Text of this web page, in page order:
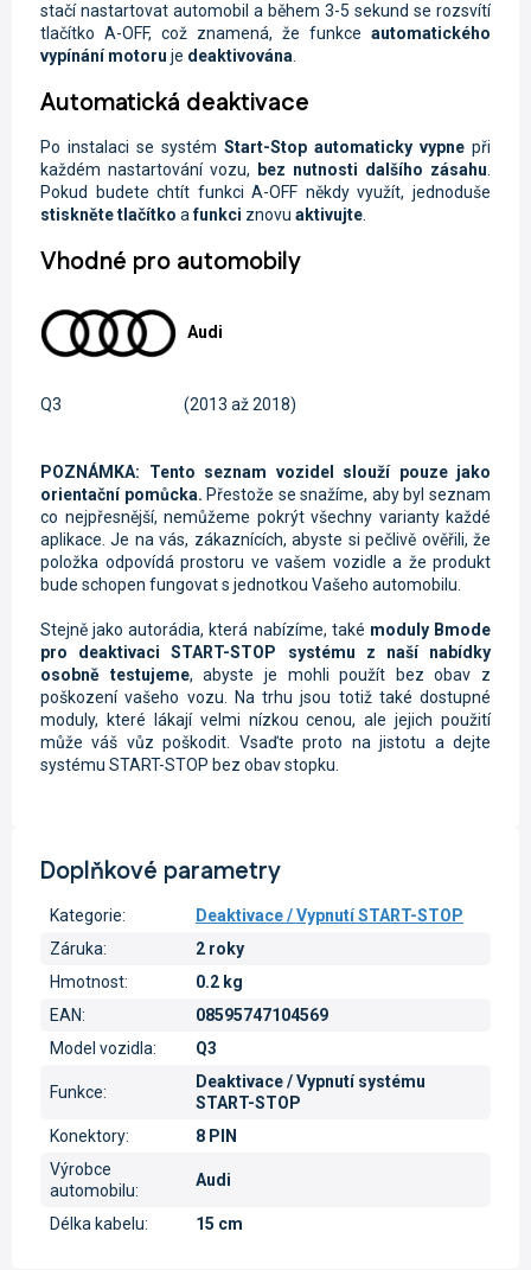
stačí nastartovat automobil a během 3-5 sekund se rozsvítí
tlačítko A-OFF, což znamená, že funkce automatického
vypínání motoru je deaktivována.
Automatická deaktivace
Po instalaci se systém Start-Stop automaticky vypne při
každém nastartování vozu,
bez nutnosti dalšího zásahu
Pokud budete chtít funkci A-OFF někdy využít, jednoduše
stiskněte tlačítko afunkci znovu aktivujte
Vhodné pro automobily
Audi
Q3 (2013 až 2018)
POZNÁMKA: Tento seznam vozidel slouží pouze jako
orientační pomůcka. Přestože se snažíme, aby byl seznam
co nejpřesnější, nemůžeme pokrýt všechny varianty každé
aplikace. Je na vás, zákaznících, abyste si pečlivě ověřili, že
položka odpovídá prostoru ve vašem vozidle a že produkt
bude schopen fungovat s jednotkou Vašeho automobilu.
Stejně jako autorádia, která nabízíme, také moduly Bmode
pro deaktivaci START-STOP systému z naší nabídky
osobně testujeme, abyste je mohli použít bez obav z
poškození vašeho vozu. Na trhu jsou totiž také dostupné
moduly, které lákají velmi nízkou cenou, ale jejich použití
může váš vůz poškodit. Vsaďte proto na jistotu a dejte
systému START-STOP bez obav stopku.
Doplňkové parametry
Kategorie:
Deaktivace / Vypnutí START-STOP
Záruka:
2 roky
Hmotnost:
0.2 kg
EAN:
08595747104569
Model vozidla: Q3
Funkce:
Deaktivace / Vypnutí systému
START-STOP
Konektory:
8 PIN
Výrobce
automobilu:
Audi
Délka kabelu: 15 cm